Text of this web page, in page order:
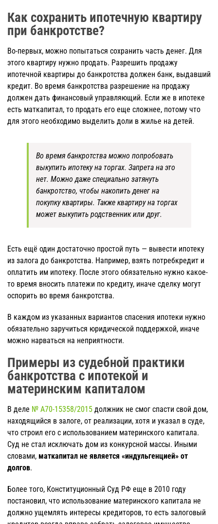
Как сохранить ипотечную квартиру
при банкротстве?
Во-первых, можно попытаться сохранить часть денег. Для
этого квартиру нужно продать. Разрешить продажу
ипотечной квартиры до банкротства должен банк, выдавший
кредит. Во время банкротства разрешение на продажу
должен дать финансовый управляющий. Если же в ипотеке
есть маткапитал, то продать его еще сложнее, потому что
для этого необходимо выделить доли в жилье на детей.
Во время банкротства можно попробовать
выкупить ипотеку на торгах. Запрета на это
нет. Можно даже специально затянуть
банкротство, чтобы накопить денег на
покупку квартиры. Также квартиру на торгах
может выкупить родственник или друг.
Есть ещё один достаточно простой путь — вывести ипотеку
из залога до банкротства. Например, взять потребкредит и
оплатить им ипотеку. После этого обязательно нужно какое-
то время вносить платежи по кредиту, иначе сделку могут
оспорить во время банкротства.
В каждом из указанных вариантов спасения ипотеки нужно
обязательно заручиться юридической поддержкой, иначе
можно нарваться на неприятности.
Примеры из судебной практики
банкротства с ипотекой и
материнским капиталом
В деле № А70-15358/2015 должник не смог спасти свой дом,
находящийся в залоге, от реализации, хотя и указал в суде,
что строил его с использованием материнского капитала.
Суд не стал исключать дом из конкурсной массы. Иными
словами, маткапитал не является «индульгенцией» от
долгов.
Более того, Конституционный Суд РФ еще в 2010 году
постановил, что использование материнского капитала не
должно ущемлять интересы кредиторов, то есть залоговый